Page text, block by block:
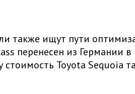
также ищут пути
перенесен из Германии
Toyota Sequoia